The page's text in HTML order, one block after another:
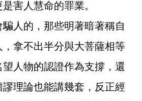
害人慧命的罪業。
人的，那些明著暗著稱自
拿不出半分與大菩薩相等
人物的認證作為支撐，還
理論也能講幾套，反正經